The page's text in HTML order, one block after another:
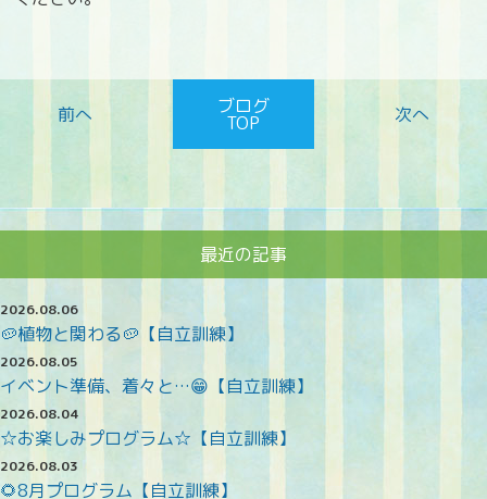
ブログ
TOP
最近の記事
2026.08.06
🥔植物と関わる🥔【自立訓練】
2026.08.05
イベント準備、着々と…😁【自立訓練】
2026.08.04
☆お楽しみプログラム☆【自立訓練】
2026.08.03
🌻8月プログラム【自立訓練】